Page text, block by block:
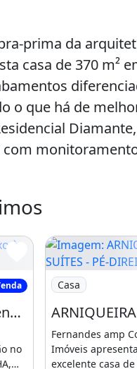
prima da
casa de 370 m²
o que há de
iluminação by
amplas,
de alto padrão.
suítes, todas com
spa particular:
chuveiros tipo
Venda em Brasília
Casa de Luxo à Venda em Brasília
no
Imagem:
Casa
Fernandes amp
Imóveis
excelente casa